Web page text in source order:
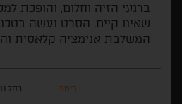
ברגעי הזיה וחלום, והופכת
שאינו קיים. הסרט נעשה
המשלבת אנימציה קלאסית
בימוי רחל